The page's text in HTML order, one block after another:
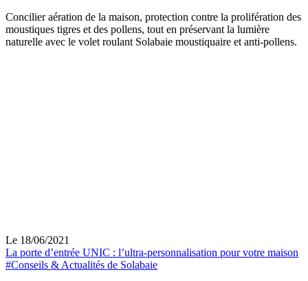
Concilier aération de la maison, protection contre la prolifération des
moustiques tigres et des pollens, tout en préservant la lumière
naturelle avec le volet roulant Solabaie moustiquaire et anti-pollens.
Le 18/06/2021
La porte d’entrée UNIC : l’ultra-personnalisation pour votre maison
#Conseils & Actualités de Solabaie